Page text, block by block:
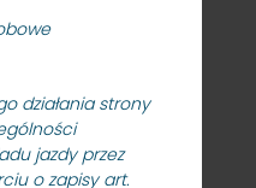
działania strony
jazdy przez
o zapisy art.
Sp. z o.o.
na wykonanie